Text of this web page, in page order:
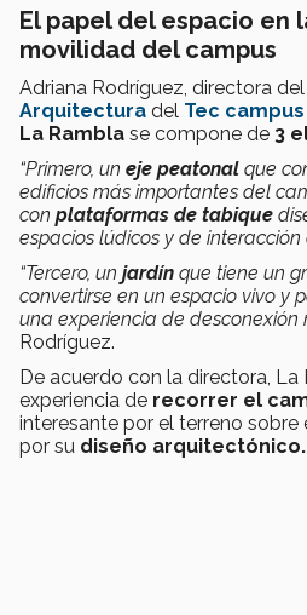
El papel del espacio en
movilidad del campus
Adriana Rodríguez, directora
Arquitectura del Tec
La Rambla se compone de 3
“Primero, un eje peatonal que
edificios más importantes del
con plataformas de tabique
espacios lúdicos y de interacción
“Tercero, un jardín que tiene un
convertirse en un espacio vivo y
una experiencia de desconexión
Rodríguez.
De acuerdo con la directora, La
experiencia de recorrer el
interesante por el terreno
por su diseño arquitectónico.